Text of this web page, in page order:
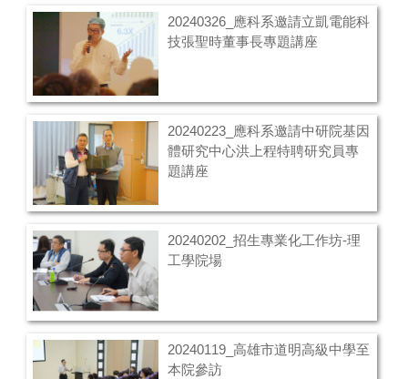
20240326_應科系邀請立凱電能科
技張聖時董事長專題講座
20240223_應科系邀請中研院基因
體研究中心洪上程特聘研究員專
題講座
20240202_招生專業化工作坊-理
工學院場
20240119_高雄市道明高級中學至
本院參訪